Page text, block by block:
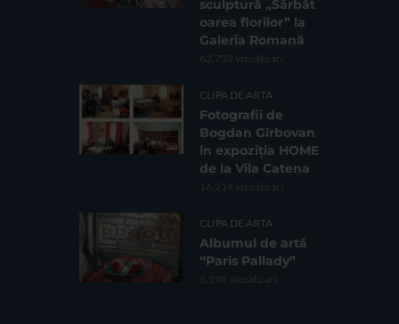
sculptură „Sărbăt
oarea florilor” la
Galeria Romană
62.732 vizualizari
CLIPA DE ARTA
Fotografii de
Bogdan Gîrbovan
în expoziția HOME
de la Vila Catena
16.214 vizualizari
CLIPA DE ARTA
Albumul de artă
“Paris Pallady”
6.598 vizualizari